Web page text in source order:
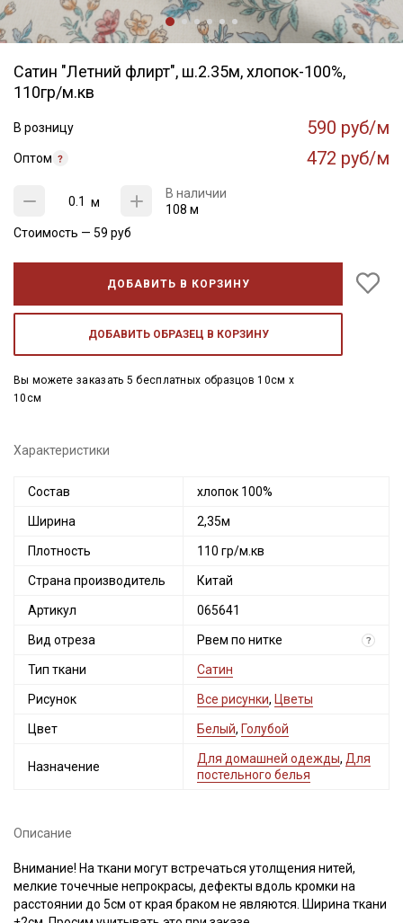
Сатин "Летний флирт", ш.2.35м, хлопок-100%,
110гр/м.кв
В розницу 590 руб/м
Оптом 472 руб/м
м
В наличии
108 м
Стоимость — 59 руб
ДОБАВИТЬ В КОРЗИНУ
ДОБАВИТЬ ОБРАЗЕЦ В КОРЗИНУ
Вы можете заказать 5 бесплатных образцов 10см x
10см
Характеристики
Состав хлопок 100%
Ширина 2,35м
Плотность 110 гр/м.кв
Страна производитель Китай
Артикул 065641
Вид отреза Рвем по нитке ?
Тип ткани Сатин
Рисунок Все рисунки, Цветы
Цвет Белый, Голубой
Назначение
Для домашней одежды, Для
постельного белья
Описание
Внимание! На ткани могут встречаться утолщения нитей,
мелкие точечные непрокрасы, дефекты вдоль кромки на
расстоянии до 5см от края браком не являются. Ширина ткани